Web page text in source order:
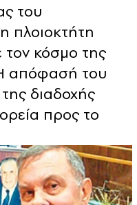
του
πλοιοκτήτη
τον κόσμο της
Η απόφασή του
διαδοχής
προς το